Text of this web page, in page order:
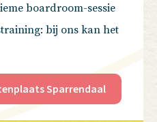
boardroom-sessie
bij ons kan het
Sparrendaal